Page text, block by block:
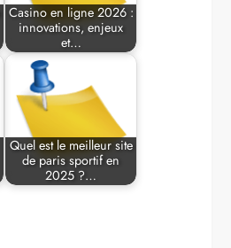
Casino en ligne 2026 :
innovations, enjeux
et…
Quel est le meilleur site
de paris sportif en
2025 ?…